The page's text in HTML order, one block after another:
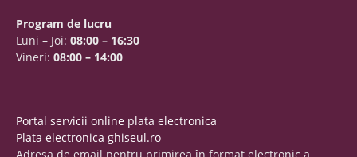
Program de lucru
Luni – Joi: 08:00 – 16:30
Vineri: 08:00 – 14:00
Portal servicii online plata electronica
Plata electronica ghiseul.ro